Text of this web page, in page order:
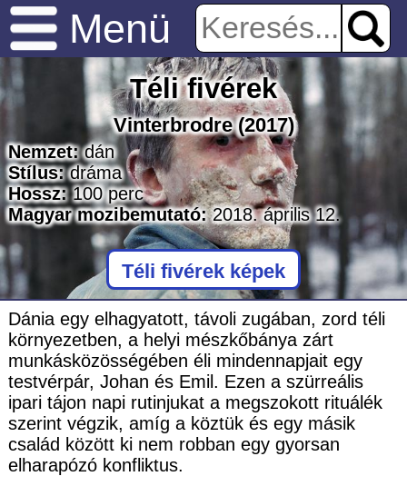
Menü
Téli fivérek
Vinterbrodre(2017)
Nemzet: dán
Stílus: dráma
Hossz: 100perc
Magyar mozibemutató:2018. április 12.
Téli fivérek képek
Dánia egy elhagyatott, távoli zugában, zord téli
környezetben, a helyi mészkőbánya zárt
munkásközösségében éli mindennapjait egy
testvérpár, Johan és Emil. Ezen a szürreális
ipari tájon napi rutinjukat a megszokott rituálék
szerint végzik, amíg a köztük és egy másik
család között ki nem robban egy gyorsan
elharapózó konfliktus.